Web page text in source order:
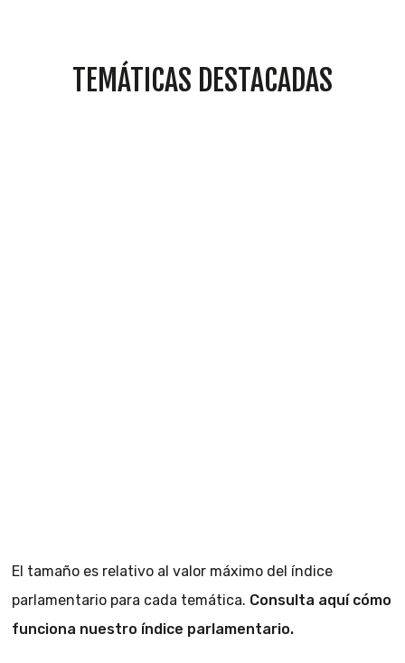
TEMÁTICAS DESTACADAS
El tamaño es relativo al valor máximo del índice
parlamentario para cada temática. Consulta aquí cómo
funciona nuestro índice parlamentario.